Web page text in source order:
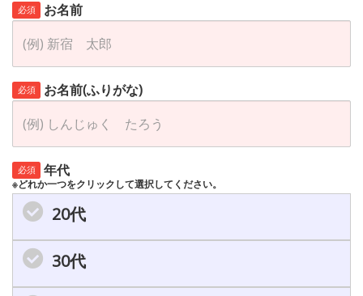
必須 お名前
必須 お名前(ふりがな)
必須 年代
※どれか一つをクリックして選択してください。
20代
30代